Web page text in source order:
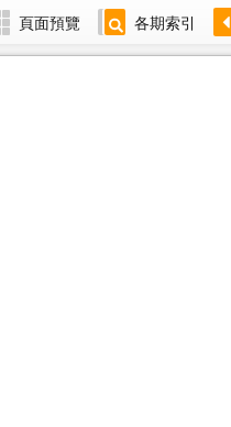
頁面預覽 各期索引